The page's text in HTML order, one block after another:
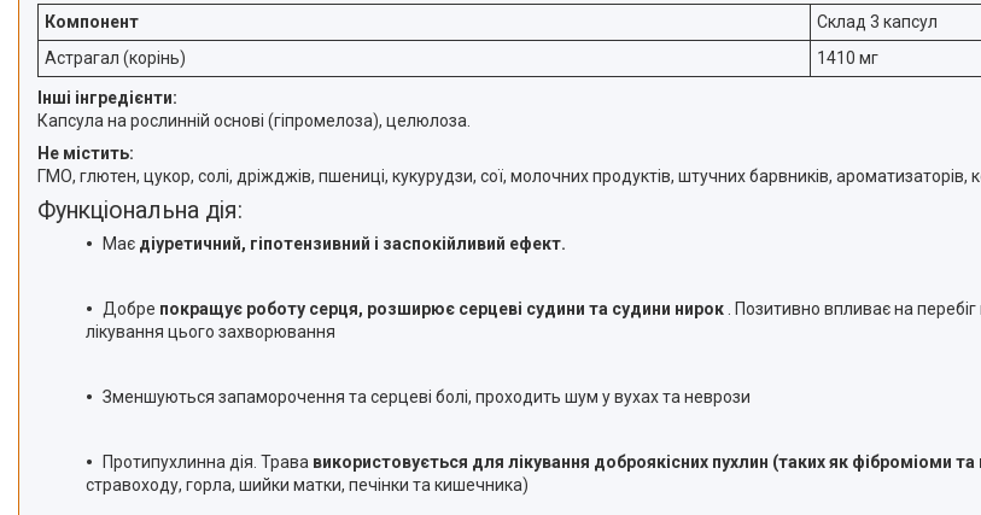
Компонент
Склад 3 капсул
Астрагал (корінь)
1410 мг
Інші інгредієнти:
Капсула на рослинній основі (гіпромелоза), целюлоза.
Не містить:
ГМО, глютен, цукор, солі, дріжджів, пшениці, кукурудзи, сої, молочних продуктів, штучних барвників, ароматизаторів,
Функціональна дія:
Має діуретичний, гіпотензивний і заспокійливий ефект.
Добре покращує роботу серця, розширює серцеві судини та судини нирок . Позитивно впливає на
лікування цього захворювання
Зменшуються запаморочення та серцеві болі, проходить шум у вухах та неврози
Протипухлинна дія. Трава використовується для лікування доброякісних пухлин (таких як фіброміоми
стравоходу, горла, шийки матки, печінки та кишечника)